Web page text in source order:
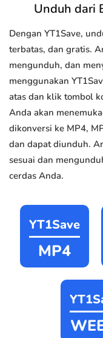
Unduh dari
Dengan YT1Save,
terbatas, dan gratis.
mengunduh, dan
menggunakan
atas dan klik tombol
Anda akan
dikonversi ke MP4,
dan dapat diunduh.
sesuai dan
cerdas Anda.
YT1Save
MP4